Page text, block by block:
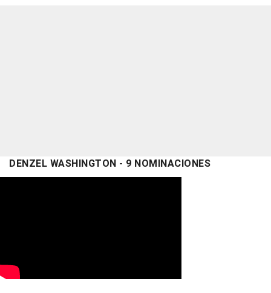
DENZEL WASHINGTON - 9 NOMINACIONES